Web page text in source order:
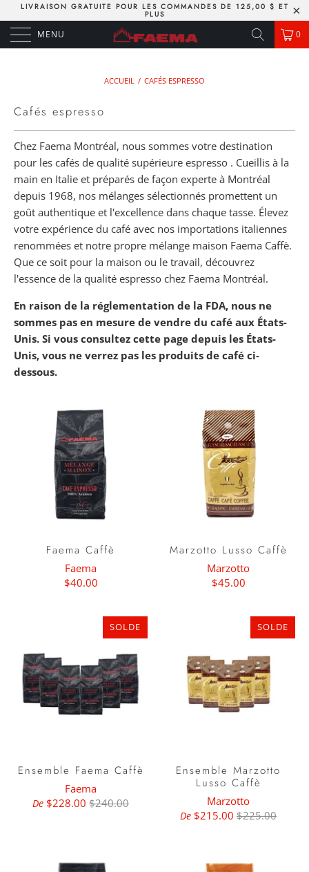
LIVRAISON GRATUITE POUR LES COMMANDES DE 125,00 $ ET
PLUS
MENU 0
ACCUEIL / CAFÉS ESPRESSO
Cafés espresso
Chez Faema Montréal, nous sommes votre destination
pour les cafés de qualité supérieure espresso . Cueillis à la
main en Italie et préparés de façon experte à Montréal
depuis 1968, nos mélanges sélectionnés promettent un
goût authentique et l'excellence dans chaque tasse. Élevez
votre expérience du café avec nos importations italiennes
renommées et notre propre mélange maison Faema Caffè.
Que ce soit pour la maison ou le travail, découvrez
l'essence de la qualité espresso chez Faema Montréal.
En raison de la réglementation de la FDA, nous ne
sommes pas en mesure de vendre du café aux États-
Unis. Si vous consultez cette page depuis les États-
Unis, vous ne verrez pas les produits de café ci-
dessous.
Faema Caffè
Faema
$40.00
Marzotto Lusso Caffè
Marzotto
$45.00
SOLDE
Ensemble Faema Caffè
Faema
De $228.00 $240.00
SOLDE
Ensemble Marzotto
Lusso Caffè
Marzotto
De $215.00 $225.00